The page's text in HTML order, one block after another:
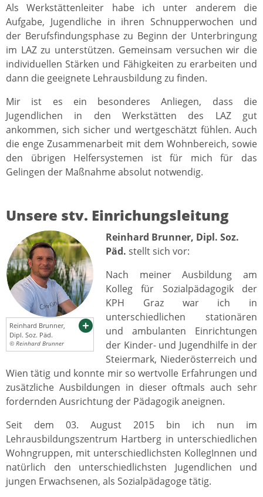
Als Werkstättenleiter habe ich unter anderem die
Aufgabe, Jugendliche in ihren Schnupperwochen und
der Berufsfindungsphase zu Beginn der Unterbringung
im LAZ zu unterstützen. Gemeinsam versuchen wir die
individuellen Stärken und Fähigkeiten zu erarbeiten und
dann die geeignete Lehrausbildung zu finden.
Mir ist es ein besonderes Anliegen, dass die
Jugendlichen in den Werkstätten des LAZ gut
ankommen, sich sicher und wertgeschätzt fühlen. Auch
die enge Zusammenarbeit mit dem Wohnbereich, sowie
den übrigen Helfersystemen ist für mich für das
Gelingen der Maßnahme absolut notwendig.
Unsere stv. Einrichungsleitung
Reinhard Brunner,
Dipl. Soz. Päd.
© Reinhard Brunner
Reinhard Brunner, Dipl. Soz.
Päd. stellt sich vor:
Nach meiner Ausbildung am
Kolleg für Sozialpädagogik der
KPH Graz war ich in
unterschiedlichen stationären
und ambulanten Einrichtungen
der Kinder- und Jugendhilfe in der
Steiermark, Niederösterreich und
Wien tätig und konnte mir so wertvolle Erfahrungen und
zusätzliche Ausbildungen in dieser oftmals auch sehr
fordernden Ausrichtung der Pädagogik aneignen.
Seit dem 03. August 2015 bin ich nun im
Lehrausbildungszentrum Hartberg in unterschiedlichen
Wohngruppen, mit unterschiedlichsten KollegInnen und
natürlich den unterschiedlichsten Jugendlichen und
jungen Erwachsenen, als Sozialpädagoge tätig.